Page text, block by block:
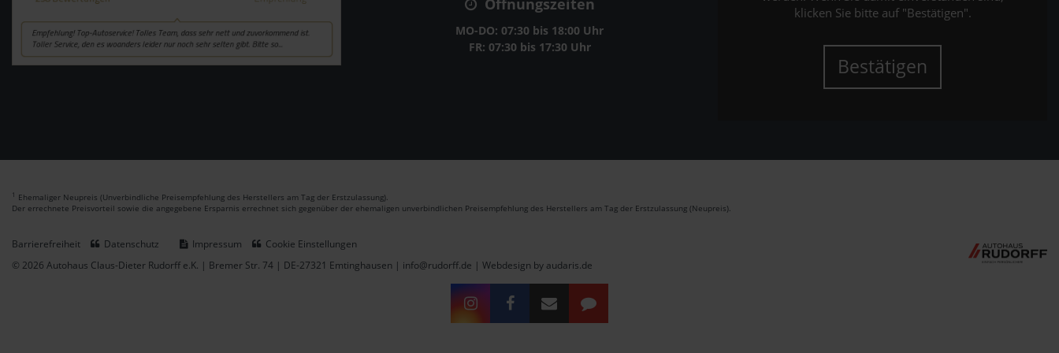
Öffnungszeiten
MO-DO: 07:30 bis 18:00 Uhr
FR: 07:30 bis 17:30 Uhr
klicken Sie bitte auf "Bestätigen".
Bestätigen
1 Ehemaliger Neupreis (Unverbindliche Preisempfehlung des Herstellers am Tag der Erstzulassung).
Der errechnete Preisvorteil sowie die angegebene Ersparnis errechnet sich gegenüber der ehemaligen unverbindlichen Preisempfehlung des Herstellers am Tag der Erstzulassung (Neupreis).
Barrierefreiheit Datenschutz Impressum
Cookie Einstellungen
© 2026 Autohaus Claus-Dieter Rudorff e.K. | Bremer Str. 74 | DE-27321 Emtinghausen | info@rudorff.de | Webdesign by audaris.de